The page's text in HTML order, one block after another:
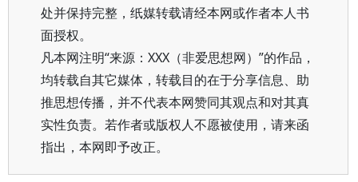
处并保持完整，纸媒转载请经本网或作者本人书
面授权。
凡本网注明“来源：XXX（非爱思想网）”的作品，
均转载自其它媒体，转载目的在于分享信息、助
推思想传播，并不代表本网赞同其观点和对其真
实性负责。若作者或版权人不愿被使用，请来函
指出，本网即予改正。